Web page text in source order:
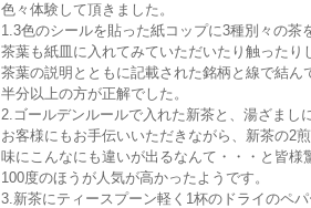
色々体験して頂きました。
1.3色のシールを貼った紙コップに3種別々の茶
茶葉も紙皿に入れてみていただいたり触ったり
茶葉の説明とともに記載された銘柄と線で結ん
半分以上の方が正解でした。
2.ゴールデンルールで入れた新茶と、湯ざまし
お客様にもお手伝いいただきながら、新茶の2
味にこんなにも違いが出るなんて・・・と皆様
100度のほうが人気が高かったようです。
3.新茶にティースプーン軽く1杯のドライのペ